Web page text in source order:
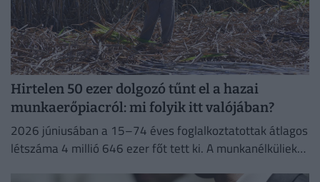
Hirtelen 50 ezer dolgozó tűnt el a hazai
munkaerőpiacról: mi folyik itt valójában?
2026 júniusában a 15–74 éves foglalkoztatottak átlagos
létszáma 4 millió 646 ezer főt tett ki. A munkanélküliek